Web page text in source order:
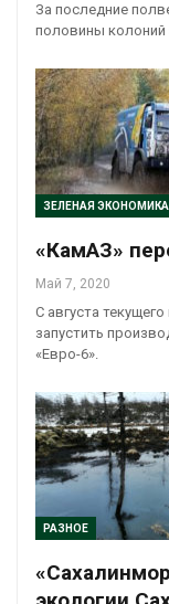
За последние
половины колоний
ЗЕЛЕНАЯ ЭКОНОМИКА
«КамАЗ»
Май 7, 2020
С августа
запустить
«Евро-6».
РАЗНОЕ